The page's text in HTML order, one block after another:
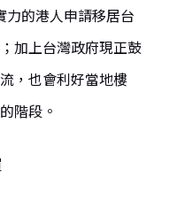
力的港人申請移居台
加上台灣政府現正鼓
，也會利好當地樓
階段。